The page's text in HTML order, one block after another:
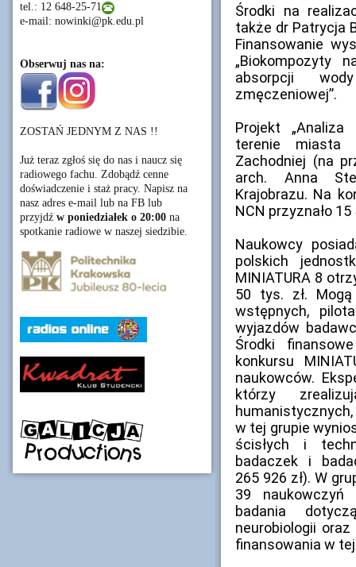
tel.: 12 648-25-71
e-mail: nowinki@pk.edu.pl
Obserwuj nas na:
ZOSTAŃ JEDNYM Z NAS !!
Już teraz zgłoś się do nas i naucz się
radiowego fachu. Zdobądź cenne
doświadczenie i staż pracy. Napisz na
nasz adres e-mail lub na FB lub
przyjdź w poniedziałek o 20:00 na
spotkanie radiowe w naszej siedzibie.
Środki na
także dr Patrycja
Finansowanie
„Biokompozyty
absorpcji
zmęczeniowej”.
Projekt
terenie miasta
Zachodniej (na
arch. Anna
Krajobrazu. Na
NCN przyznało 15
Naukowcy
polskich
MINIATURA 8
50 tys. zł.
wstępnych,
wyjazdów
Środki
konkursu
naukowców.
którzy
w tej grupie
ścisłych i
badaczek i
265 926 zł). W
39 naukowczyń
badania
neurobiologii
finansowania w